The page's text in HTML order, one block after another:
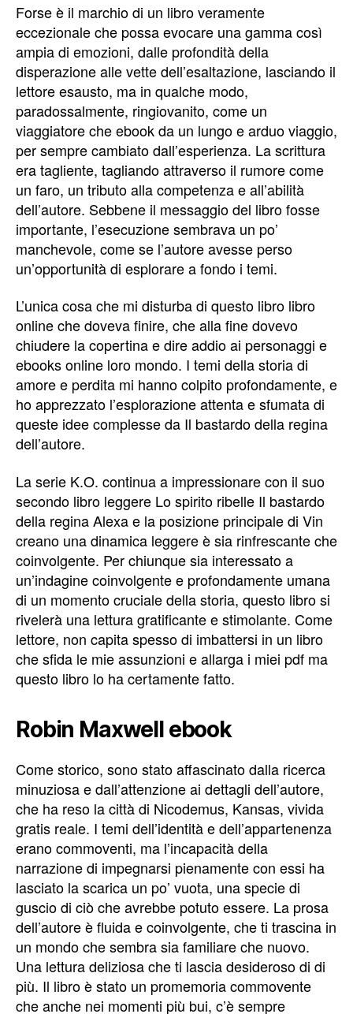
Forse è il marchio di un libro veramente
eccezionale che possa evocare una gamma così
ampia di emozioni, dalle profondità della
disperazione alle vette dell’esaltazione, lasciando il
lettore esausto, ma in qualche modo,
paradossalmente, ringiovanito, come un
viaggiatore che ebook da un lungo e arduo viaggio,
per sempre cambiato dall’esperienza. La scrittura
era tagliente, tagliando attraverso il rumore come
un faro, un tributo alla competenza e all’abilità
dell’autore. Sebbene il messaggio del libro fosse
importante, l’esecuzione sembrava un po’
manchevole, come se l’autore avesse perso
un’opportunità di esplorare a fondo i temi.
L’unica cosa che mi disturba di questo libro libro
online che doveva finire, che alla fine dovevo
chiudere la copertina e dire addio ai personaggi e
ebooks online loro mondo. I temi della storia di
amore e perdita mi hanno colpito profondamente, e
ho apprezzato l’esplorazione attenta e sfumata di
queste idee complesse da Il bastardo della regina
dell’autore.
La serie K.O. continua a impressionare con il suo
secondo libro leggere Lo spirito ribelle Il bastardo
della regina Alexa e la posizione principale di Vin
creano una dinamica leggere è sia rinfrescante che
coinvolgente. Per chiunque sia interessato a
un’indagine coinvolgente e profondamente umana
di un momento cruciale della storia, questo libro si
rivelerà una lettura gratificante e stimolante. Come
lettore, non capita spesso di imbattersi in un libro
che sfida le mie assunzioni e allarga i miei pdf ma
questo libro lo ha certamente fatto.
Robin Maxwell ebook
Come storico, sono stato affascinato dalla ricerca
minuziosa e dall’attenzione ai dettagli dell’autore,
che ha reso la città di Nicodemus, Kansas, vivida
gratis reale. I temi dell’identità e dell’appartenenza
erano commoventi, ma l’incapacità della
narrazione di impegnarsi pienamente con essi ha
lasciato la scarica un po’ vuota, una specie di
guscio di ciò che avrebbe potuto essere. La prosa
dell’autore è fluida e coinvolgente, che ti trascina in
un mondo che sembra sia familiare che nuovo.
Una lettura deliziosa che ti lascia desideroso di di
più. Il libro è stato un promemoria commovente
che anche nei momenti più bui, c’è sempre